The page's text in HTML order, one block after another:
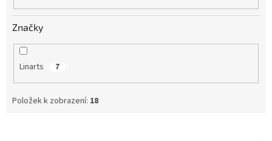
Značky
Linarts 7
Položek k zobrazení: 18